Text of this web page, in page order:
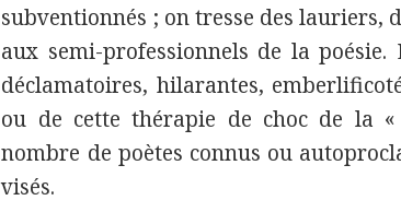
subventionnés ; on tresse des lauriers,
aux semi-professionnels de la
déclamatoires, hilarantes,
ou de cette thérapie de choc de la
nombre de poètes connus ou
visés.